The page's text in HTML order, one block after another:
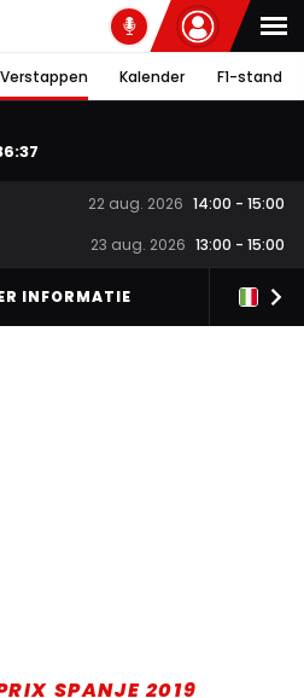
Kalender F1-stand
:37
22 aug. 2026 14:00 - 15:00
23 aug. 2026 13:00 - 15:00
INFORMATIE
SPANJE 2019